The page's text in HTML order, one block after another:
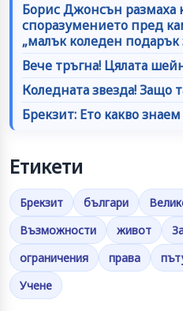
Борис Джонсън размаха
споразумението пред
„малък коледен подарък
Вече тръгна! Цялата
Коледната звезда! Защо
Брекзит: Ето какво знаем
Етикети
Брекзит българи
Възможности
живот
ограничения
права
Учене